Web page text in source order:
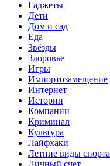
Гаджеты
Дети
Дом и сад
Еда
Звёзды
Здоровье
Игры
Импортозамещение
Интернет
Истории
Компании
Криминал
Культура
Лайфхаки
Летние виды спорта
Личный счет